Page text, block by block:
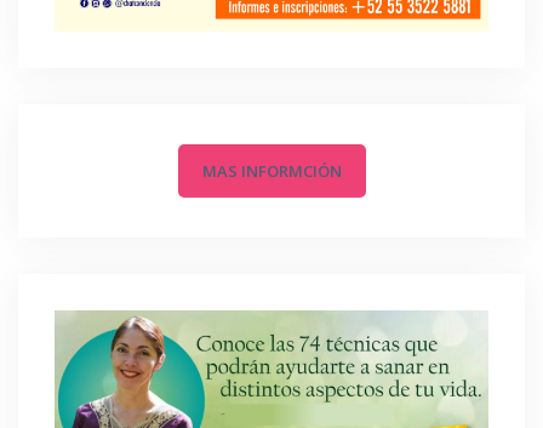
MAS INFORMCIÓN